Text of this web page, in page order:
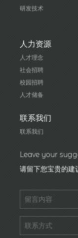
研发技术
人力资源
人才理念
社会招聘
校园招聘
人才储备
联系我们
联系我们
Leave your
请留下您宝贵的建